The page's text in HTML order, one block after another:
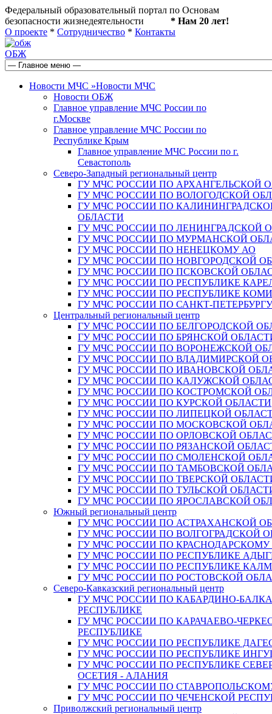
Федеральный образовательный портал по Основам
безопасности жизнедеятельности * Нам 20 лет!
О проекте * Сотрудничество * Контакты
ОБЖ
Новости МЧС »Новости МЧС
Новости ОБЖ
Главное управление МЧС России по
г.Москве
Главное управление МЧС России по
Республике Крым
Главное управление МЧС России по г.
Севастополь
Северо-Западный региональный центр
ГУ МЧС РОССИИ ПО АРХАНГЕЛЬСКОЙ
ГУ МЧС РОССИИ ПО ВОЛОГОДСКОЙ
ГУ МЧС РОССИИ ПО
ОБЛАСТИ
ГУ МЧС РОССИИ ПО ЛЕНИНГРАДСКОЙ
ГУ МЧС РОССИИ ПО МУРМАНСКОЙ
ГУ МЧС РОССИИ ПО НЕНЕЦКОМУ АО
ГУ МЧС РОССИИ ПО НОВГОРОДСКОЙ
ГУ МЧС РОССИИ ПО ПСКОВСКОЙ
ГУ МЧС РОССИИ ПО РЕСПУБЛИКЕ
ГУ МЧС РОССИИ ПО РЕСПУБЛИКЕ КОМИ
ГУ МЧС РОССИИ ПО САНКТ-ПЕТЕРБУРГУ
Центральный региональный центр
ГУ МЧС РОССИИ ПО БЕЛГОРОДСКОЙ
ГУ МЧС РОССИИ ПО БРЯНСКОЙ
ГУ МЧС РОССИИ ПО ВОРОНЕЖСКОЙ
ГУ МЧС РОССИИ ПО ВЛАДИМИРСКОЙ
ГУ МЧС РОССИИ ПО ИВАНОВСКОЙ
ГУ МЧС РОССИИ ПО КАЛУЖСКОЙ
ГУ МЧС РОССИИ ПО КОСТРОМСКОЙ
ГУ МЧС РОССИИ ПО КУРСКОЙ ОБЛАСТИ
ГУ МЧС РОССИИ ПО ЛИПЕЦКОЙ
ГУ МЧС РОССИИ ПО МОСКОВСКОЙ
ГУ МЧС РОССИИ ПО ОРЛОВСКОЙ
ГУ МЧС РОССИИ ПО РЯЗАНСКОЙ
ГУ МЧС РОССИИ ПО СМОЛЕНСКОЙ
ГУ МЧС РОССИИ ПО ТАМБОВСКОЙ
ГУ МЧС РОССИИ ПО ТВЕРСКОЙ
ГУ МЧС РОССИИ ПО ТУЛЬСКОЙ
ГУ МЧС РОССИИ ПО ЯРОСЛАВСКОЙ
Южный региональный центр
ГУ МЧС РОССИИ ПО АСТРАХАНСКОЙ
ГУ МЧС РОССИИ ПО ВОЛГОГРАДСКОЙ
ГУ МЧС РОССИИ ПО
ГУ МЧС РОССИИ ПО РЕСПУБЛИКЕ
ГУ МЧС РОССИИ ПО РЕСПУБЛИКЕ
ГУ МЧС РОССИИ ПО РОСТОВСКОЙ
Северо-Кавказский региональный центр
ГУ МЧС РОССИИ ПО КАБАРДИНО-
РЕСПУБЛИКЕ
ГУ МЧС РОССИИ ПО КАРАЧАЕВО-
РЕСПУБЛИКЕ
ГУ МЧС РОССИИ ПО РЕСПУБЛИКЕ
ГУ МЧС РОССИИ ПО РЕСПУБЛИКЕ
ГУ МЧС РОССИИ ПО РЕСПУБЛИКЕ
ОСЕТИЯ - АЛАНИЯ
ГУ МЧС РОССИИ ПО
ГУ МЧС РОССИИ ПО ЧЕЧЕНСКОЙ
Приволжский региональный центр